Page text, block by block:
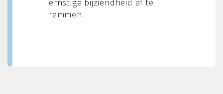
ernstige bijziendheid af te
remmen.